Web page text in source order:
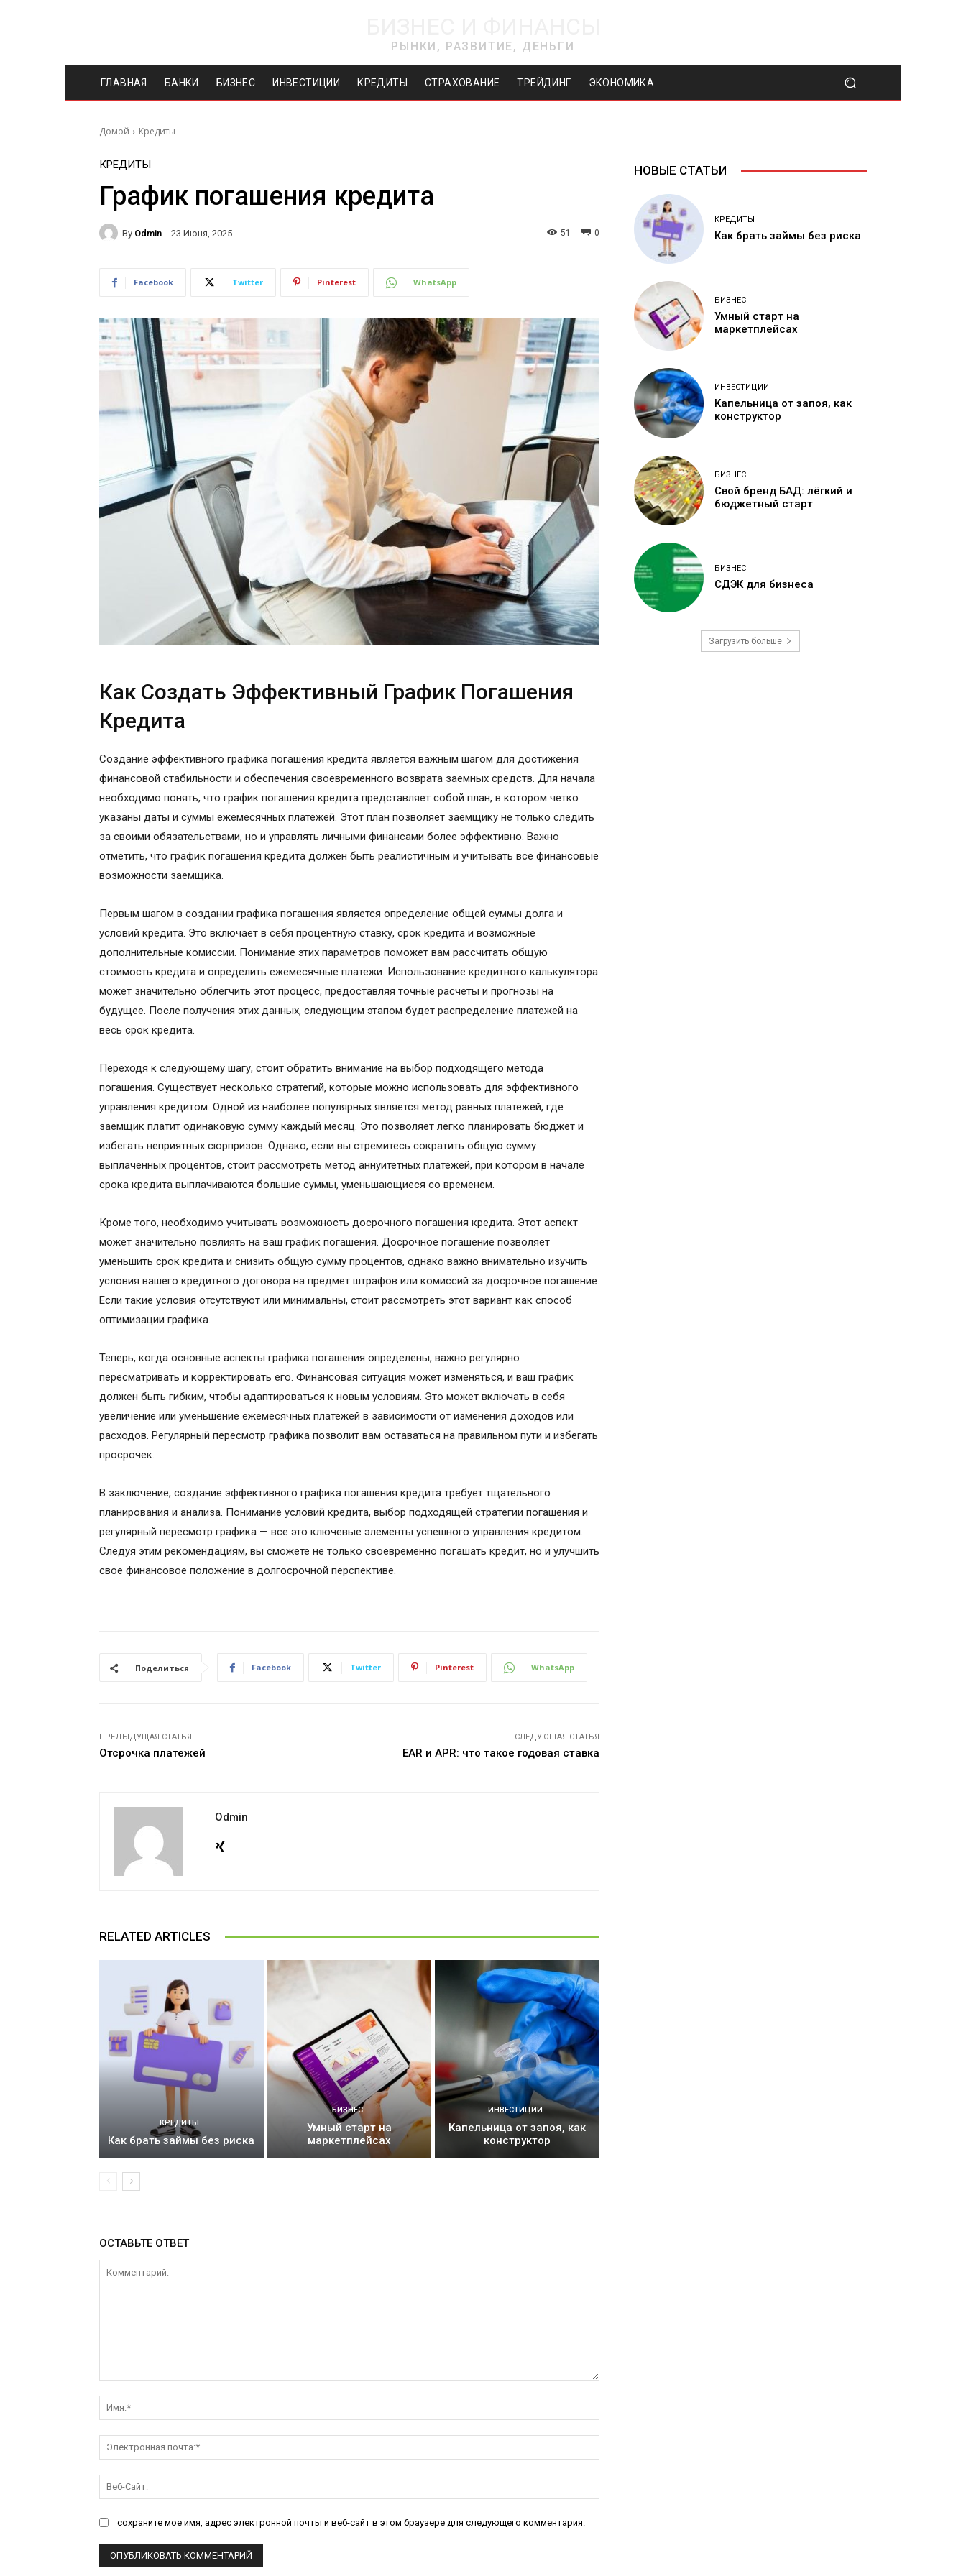
РЫНКИ, РАЗВИТИЕ, ДЕНЬГИ
ГЛАВНАЯ БАНКИ БИЗНЕС ИНВЕСТИЦИИ КРЕДИТЫ СТРАХОВАНИЕ ТРЕЙДИНГ ЭКОНОМИКА
Домой Кредиты
КРЕДИТЫ
График погашения кредита
By Odmin 23 Июня, 2025 0
51
Facebook Twitter Pinterest WhatsApp
Как Создать Эффективный График Погашения
Кредита
Создание эффективного графика погашения кредита является важным шагом для достижения
финансовой стабильности и обеспечения своевременного возврата заемных средств. Для начала
необходимо понять, что график погашения кредита представляет собой план, в котором четко
указаны даты и суммы ежемесячных платежей. Этот план позволяет заемщику не только следить
за своими обязательствами, но и управлять личными финансами более эффективно. Важно
отметить, что график погашения кредита должен быть реалистичным и учитывать все финансовые
возможности заемщика.
Первым шагом в создании графика погашения является определение общей суммы долга и
условий кредита. Это включает в себя процентную ставку, срок кредита и возможные
дополнительные комиссии. Понимание этих параметров поможет вам рассчитать общую
стоимость кредита и определить ежемесячные платежи. Использование кредитного калькулятора
может значительно облегчить этот процесс, предоставляя точные расчеты и прогнозы на
будущее. После получения этих данных, следующим этапом будет распределение платежей на
весь срок кредита.
Переходя к следующему шагу, стоит обратить внимание на выбор подходящего метода
погашения. Существует несколько стратегий, которые можно использовать для эффективного
управления кредитом. Одной из наиболее популярных является метод равных платежей, где
заемщик платит одинаковую сумму каждый месяц. Это позволяет легко планировать бюджет и
избегать неприятных сюрпризов. Однако, если вы стремитесь сократить общую сумму
выплаченных процентов, стоит рассмотреть метод аннуитетных платежей, при котором в начале
срока кредита выплачиваются большие суммы, уменьшающиеся со временем.
Кроме того, необходимо учитывать возможность досрочного погашения кредита. Этот аспект
может значительно повлиять на ваш график погашения. Досрочное погашение позволяет
уменьшить срок кредита и снизить общую сумму процентов, однако важно внимательно изучить
условия вашего кредитного договора на предмет штрафов или комиссий за досрочное погашение.
Если такие условия отсутствуют или минимальны, стоит рассмотреть этот вариант как способ
оптимизации графика.
Теперь, когда основные аспекты графика погашения определены, важно регулярно
пересматривать и корректировать его. Финансовая ситуация может изменяться, и ваш график
должен быть гибким, чтобы адаптироваться к новым условиям. Это может включать в себя
увеличение или уменьшение ежемесячных платежей в зависимости от изменения доходов или
расходов. Регулярный пересмотр графика позволит вам оставаться на правильном пути и избегать
просрочек.
В заключение, создание эффективного графика погашения кредита требует тщательного
планирования и анализа. Понимание условий кредита, выбор подходящей стратегии погашения и
регулярный пересмотр графика — все это ключевые элементы успешного управления кредитом.
Следуя этим рекомендациям, вы сможете не только своевременно погашать кредит, но и улучшить
свое финансовое положение в долгосрочной перспективе.
Поделиться Facebook Twitter Pinterest WhatsApp
ПРЕДЫДУЩАЯ СТАТЬЯ
Отсрочка платежей
СЛЕДУЮЩАЯ СТАТЬЯ
EAR и APR: что такое годовая ставка
Odmin
RELATED ARTICLES
КРЕДИТЫ
Как брать займы без риска
БИЗНЕС
Умный старт на
маркетплейсах
ИНВЕСТИЦИИ
Капельница от запоя, как
конструктор
ОСТАВЬТЕ ОТВЕТ
почта:*
Сайт:
сохраните мое имя, адрес электронной почты и веб-сайт в этом браузере для следующего комментария.
НОВЫЕ СТАТЬИ
КРЕДИТЫ
Как брать займы без риска
БИЗНЕС
Умный старт на
маркетплейсах
ИНВЕСТИЦИИ
Капельница от запоя, как
конструктор
БИЗНЕС
Свой бренд БАД: лёгкий и
бюджетный старт
БИЗНЕС
СДЭК для бизнеса
Загрузить больше